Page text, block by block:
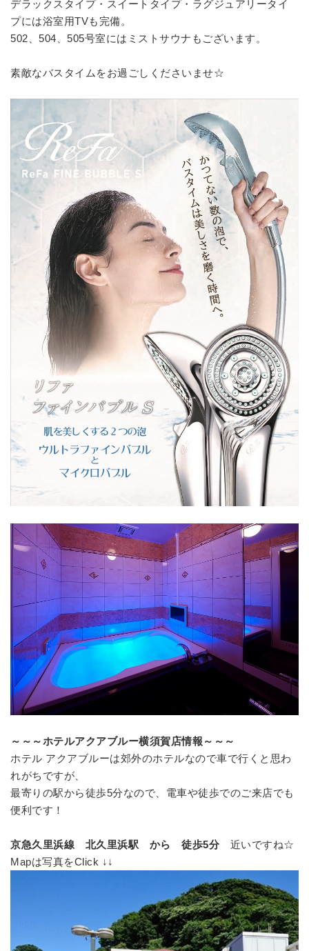
デラックスタイプ・スイートタイプ・ラグジュアリータイ
プには浴室用TVも完備。
502、504、505号室にはミストサウナもございます。
素敵なバスタイムをお過ごしくださいませ☆
～～～ホテルアクアブルー横須賀店情報～～～
ホテル アクアブルーは郊外のホテルなので車で行くと思わ
れがちですが、
最寄りの駅から徒歩5分なので、電車や徒歩でのご来店でも
便利です！
京急久里浜線 北久里浜駅 から 徒歩5分近いですね☆
Mapは写真をClick ↓↓